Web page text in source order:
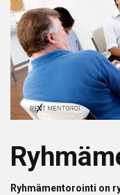
Ryhmämentorointi on